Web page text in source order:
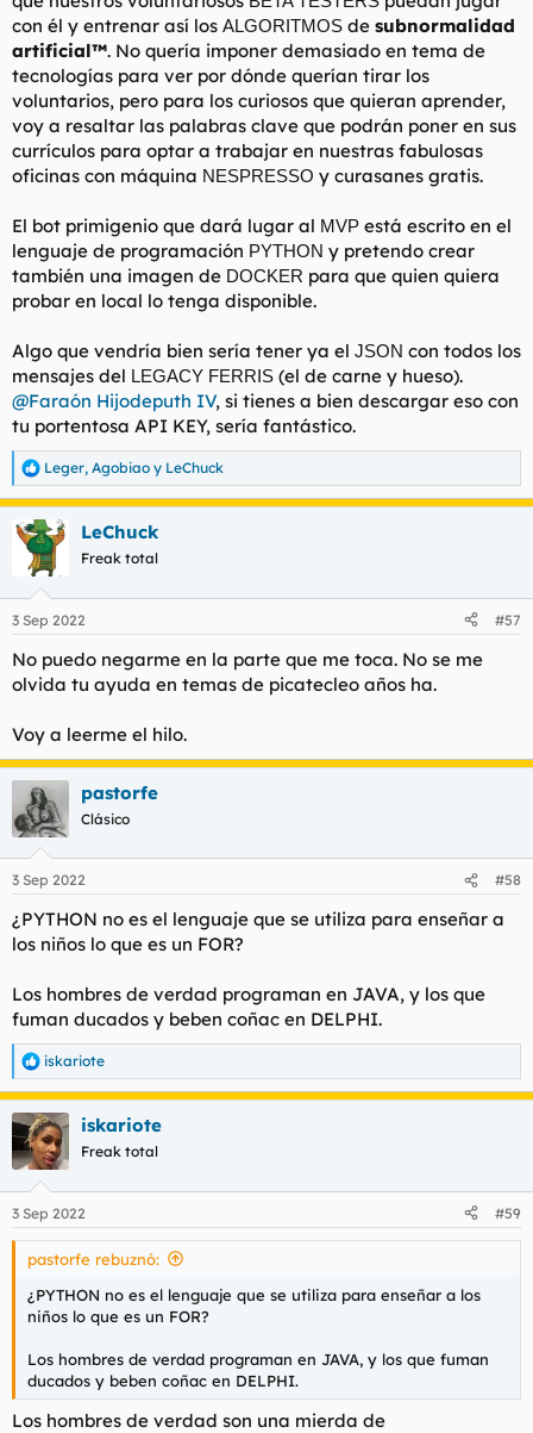
con él y entrenar así los ALGORITMOS de subnormalidad
artificial™. No quería imponer demasiado en tema de
tecnologías para ver por dónde querían tirar los
voluntarios, pero para los curiosos que quieran aprender,
voy a resaltar las palabras clave que podrán poner en sus
currículos para optar a trabajar en nuestras fabulosas
oficinas con máquina NESPRESSO y curasanes gratis.
El bot primigenio que dará lugar al MVP está escrito en el
lenguaje de programación PYTHON y pretendo crear
también una imagen de DOCKER para que quien quiera
probar en local lo tenga disponible.
Algo que vendría bien sería tener ya el JSON con todos los
mensajes del LEGACY FERRIS (el de carne y hueso).
@Faraón Hijodeputh IV, si tienes a bien descargar eso con
tu portentosa API KEY, sería fantástico.
R
e
a
c
c
e
:
Leger, Agobiao y LeChuck
LeChuck
Freak total
3 Sep 2022 #57
No puedo negarme en la parte que me toca. No se me
olvida tu ayuda en temas de picatecleo años ha.
Voy a leerme el hilo.
pastorfe
Clásico
3 Sep 2022 #58
¿PYTHON no es el lenguaje que se utiliza para enseñar a
los niños lo que es un FOR?
Los hombres de verdad programan en JAVA, y los que
fuman ducados y beben coñac en DELPHI.
R
e
a
c
c
i
e
s
iskariote
iskariote
Freak total
3 Sep 2022 #59
pastorfe rebuznó:
¿PYTHON no es el lenguaje que se utiliza para enseñar a los
niños lo que es un FOR?
Los hombres de verdad programan en JAVA, y los que fuman
ducados y beben coñac en DELPHI.
Los hombres de verdad son una mierda de